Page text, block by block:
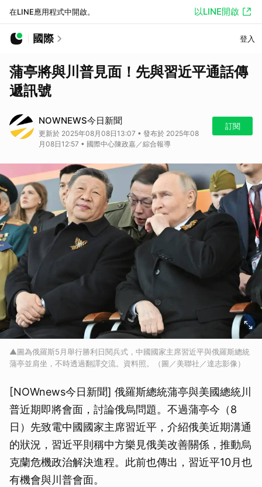
在LINE應用程式中開啟。 以LINE開啟
國際 登入
蒲亭將與川普見面！先與習近平通話傳
遞訊號
NOWNEWS今日新聞
更新於 2025年08月08日13:07 • 發布於 2025年08
月08日12:57 • 國際中心陳政嘉／綜合報導
訂閱
▲圖為俄羅斯5月舉行勝利日閱兵式，中國國家主席習近平與俄羅斯總統
蒲亭並肩坐，不時透過翻譯交流。資料照。（圖／美聯社／達志影像）
[NOWnews今日新聞] 俄羅斯總統蒲亭與美國總統川
普近期即將會面，討論俄烏問題。不過蒲亭今（8
日）先致電中國國家主席習近平，介紹俄美近期溝通
的狀況，習近平則稱中方樂見俄美改善關係，推動烏
克蘭危機政治解決進程。此前也傳出，習近平10月也
有機會與川普會面。